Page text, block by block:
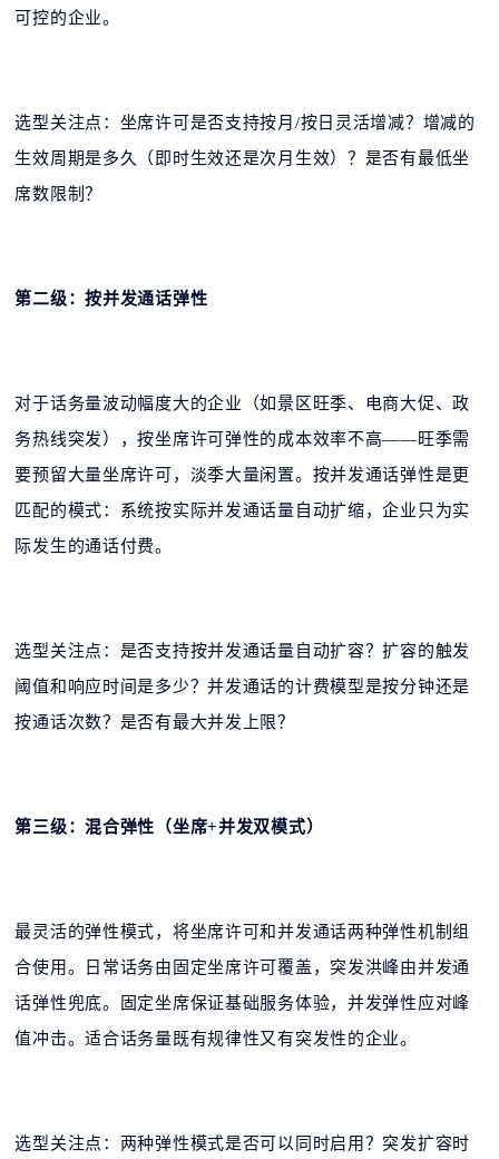
可控的企业。
选型关注点：坐席许可是否支持按月/按日灵活增减？增减的
生效周期是多久（即时生效还是次月生效）？是否有最低坐
席数限制？
第二级：按并发通话弹性
对于话务量波动幅度大的企业（如景区旺季、电商大促、政
务热线突发），按坐席许可弹性的成本效率不高——旺季需
要预留大量坐席许可，淡季大量闲置。按并发通话弹性是更
匹配的模式：系统按实际并发通话量自动扩缩，企业只为实
际发生的通话付费。
选型关注点：是否支持按并发通话量自动扩容？扩容的触发
阈值和响应时间是多少？并发通话的计费模型是按分钟还是
按通话次数？是否有最大并发上限？
第三级：混合弹性（坐席+并发双模式）
最灵活的弹性模式，将坐席许可和并发通话两种弹性机制组
合使用。日常话务由固定坐席许可覆盖，突发洪峰由并发通
话弹性兜底。固定坐席保证基础服务体验，并发弹性应对峰
值冲击。适合话务量既有规律性又有突发性的企业。
选型关注点：两种弹性模式是否可以同时启用？突发扩容时